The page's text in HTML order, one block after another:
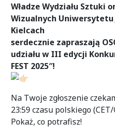
Władze Wydziału Sztuki
Wizualnych Uniwersytetu
Kielcach
serdecznie zapraszają
udziału w III edycji
FEST 2025″!
Na Twoje zgłoszenie
23:59 czasu polskiego (CET/
Pokaż, co potrafisz!